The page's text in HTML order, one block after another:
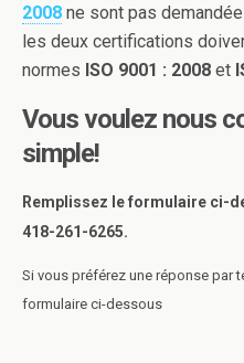
2008 ne sont pas
les deux certifications
normes ISO 9001 : 2008 et
Vous voulez nous
simple!
Remplissez le formulaire ci-
418-261-6265.
Si vous préférez une réponse par
formulaire ci-dessous